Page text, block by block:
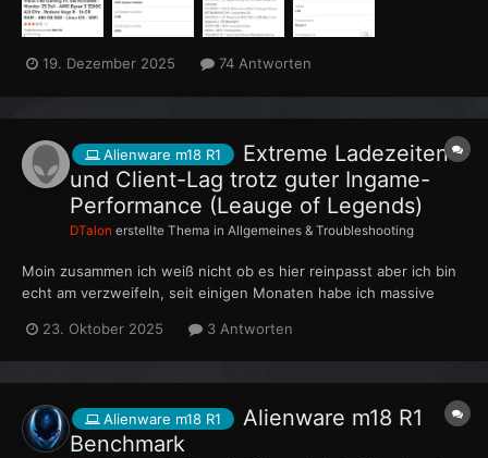
19. Dezember 2025 74 Antworten
Alienware m18 R1
Extreme Ladezeiten
und Client-Lag trotz guter Ingame-
Performance (Leauge of Legends)
DTalon erstellte Thema in Allgemeines & Troubleshooting
Moin zusammen ich weiß nicht ob es hier reinpasst aber ich bin
echt am verzweifeln, seit einigen Monaten habe ich massive
auf meinem Alienware M18 R1 Laptop (Modelljahr 2023, sehr
leistungsstark). Beide Clients benötigen beim Start j...
23. Oktober 2025 3 Antworten
Alienware m18 R1
Alienware m18 R1
Benchmark